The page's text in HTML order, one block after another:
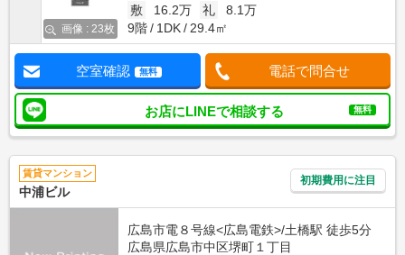
画像 : 23枚
敷
16.2万 礼
8.1万
9階
1DK 29.4㎡
空室確認 無料 電話で問合せ
お店にLINEで相談する 無料
賃貸マンション
中浦ビル
初期費用に注目
広島市電８号線<広島電鉄>/土橋駅 徒歩5分
広島県広島市中区堺町１丁目